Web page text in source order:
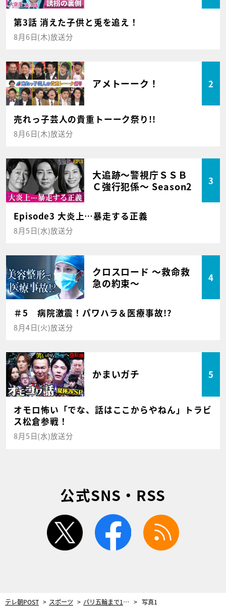
第3話 消えた子供と兎を追え！
8月6日(木)放送分
アメトーーク！ 2
売れっ子芸人の貴重トーーク祭り!!
8月6日(木)放送分
大追跡～警視庁ＳＳＢ
Ｃ強行犯係～ Season2
3
Episode3 大炎上…暴走する正義
8月5日(水)放送分
クロスロード ～救命救
急の約束～
4
＃5 病院激震！パワハラ＆医療事故!?
8月4日(火)放送分
かまいガチ 5
オモロ怖い「でな、話はここからやねん」トラビ
ス松倉参戦！
8月5日(水)放送分
公式SNS・RSS
twitter facebook
テレ朝POST スポーツ パリ五輪まで1カ月！日本バスケ“勝利の女神”広瀬すずが再び男女代表を全力応援 写真1